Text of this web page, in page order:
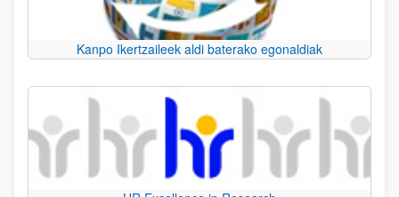
Kanpo Ikertzaileek aldi baterako egonaldiak